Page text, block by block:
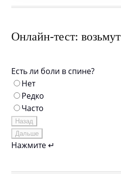
Онлайн-тест:
Есть ли боли в спине?
Нет
Редко
Часто
Назад
Дальше
Нажмите ↵